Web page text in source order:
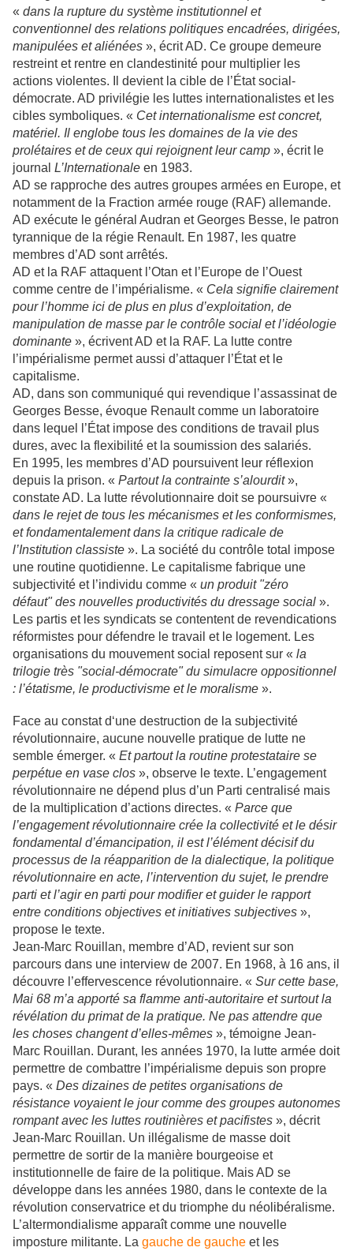
« dans la rupture du système institutionnel et
conventionnel des relations politiques encadrées, dirigées,
manipulées et aliénées », écrit AD. Ce groupe demeure
restreint et rentre en clandestinité pour multiplier les
actions violentes. Il devient la cible de l’État social-
démocrate. AD privilégie les luttes internationalistes et les
cibles symboliques. « Cet internationalisme est concret,
matériel. Il englobe tous les domaines de la vie des
prolétaires et de ceux qui rejoignent leur camp », écrit le
journal L’Internationale en 1983.
AD se rapproche des autres groupes armées en Europe, et
notamment de la Fraction armée rouge (RAF) allemande.
AD exécute le général Audran et Georges Besse, le patron
tyrannique de la régie Renault. En 1987, les quatre
membres d’AD sont arrêtés.
AD et la RAF attaquent l’Otan et l’Europe de l’Ouest
comme centre de l’impérialisme. « Cela signifie clairement
pour l’homme ici de plus en plus d’exploitation, de
manipulation de masse par le contrôle social et l’idéologie
dominante », écrivent AD et la RAF. La lutte contre
l’impérialisme permet aussi d’attaquer l’État et le
capitalisme.
AD, dans son communiqué qui revendique l’assassinat de
Georges Besse, évoque Renault comme un laboratoire
dans lequel l’État impose des conditions de travail plus
dures, avec la flexibilité et la soumission des salariés.
En 1995, les membres d’AD poursuivent leur réflexion
depuis la prison. « Partout la contrainte s’alourdit»,
constate AD. La lutte révolutionnaire doit se poursuivre «
dans le rejet de tous les mécanismes et les conformismes,
et fondamentalement dans la critique radicale de
l’Institution classiste ». La société du contrôle total impose
une routine quotidienne. Le capitalisme fabrique une
subjectivité et l’individu comme « un produit "zéro
défaut" des nouvelles productivités du dressage social ».
Les partis et les syndicats se contentent de revendications
réformistes pour défendre le travail et le logement. Les
organisations du mouvement social reposent sur « la
trilogie très "social-démocrate" du simulacre oppositionnel
: l’étatisme, le productivisme et le moralisme ».
Face au constat d‘une destruction de la subjectivité
révolutionnaire, aucune nouvelle pratique de lutte ne
semble émerger. « Et partout la routine protestataire se
perpétue en vase clos », observe le texte. L’engagement
révolutionnaire ne dépend plus d’un Parti centralisé mais
de la multiplication d’actions directes. « Parce que
l’engagement révolutionnaire crée la collectivité et le désir
fondamental d’émancipation, il est l’élément décisif du
processus de la réapparition de la dialectique, la politique
révolutionnaire en acte, l’intervention du sujet, le prendre
parti et l’agir en parti pour modifier et guider le rapport
entre conditions objectives et initiatives subjectives »,
propose le texte.
Jean-Marc Rouillan, membre d’AD, revient sur son
parcours dans une interview de 2007. En 1968, à 16 ans, il
découvre l’effervescence révolutionnaire. « Sur cette base,
Mai 68 m’a apporté sa flamme anti-autoritaire et surtout la
révélation du primat de la pratique. Ne pas attendre que
les choses changent d’elles-mêmes », témoigne Jean-
Marc Rouillan. Durant, les années 1970, la lutte armée doit
permettre de combattre l’impérialisme depuis son propre
pays. « Des dizaines de petites organisations de
résistance voyaient le jour comme des groupes autonomes
rompant avec les luttes routinières et pacifistes », décrit
Jean-Marc Rouillan. Un illégalisme de masse doit
permettre de sortir de la manière bourgeoise et
institutionnelle de faire de la politique. Mais AD se
développe dans les années 1980, dans le contexte de la
révolution conservatrice et du triomphe du néolibéralisme.
L’altermondialisme apparaît comme une nouvelle
imposture militante. La gauche de gauche et les